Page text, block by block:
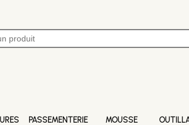
PASSEMENTERIE MOUSSE